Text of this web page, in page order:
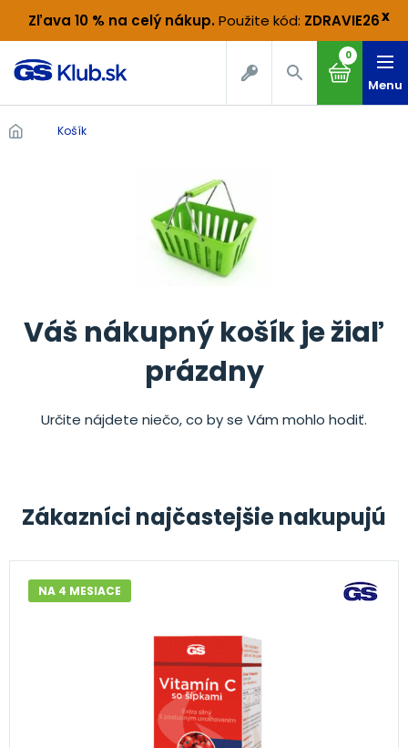
Zľava 10 % na celý nákup. Použite kód: ZDRAVIE26x
0
Menu
Košík
Váš nákupný košík je žiaľ
prázdny
Určite nájdete niečo, co by se Vám mohlo hodiť.
Zákazníci najčastejšie nakupujú
NA 4 MESIACE